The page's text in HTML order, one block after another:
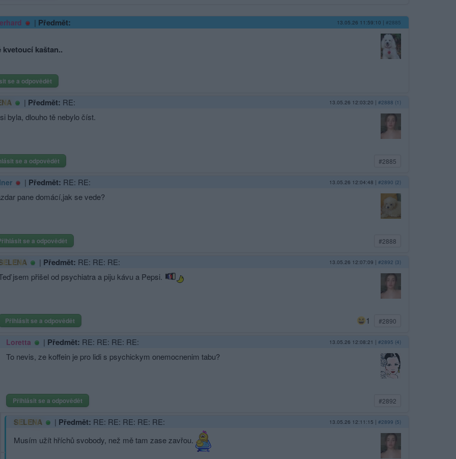
| Předmět: 13.05.26 11:59:10 | #2885
kvetoucí kaštan..
se a odpovědět
| Předmět: RE: 13.05.26 12:03:20 | #2888 (1)
byla, dlouho tě nebylo číst.
se a odpovědět #2885
| Předmět: RE: RE: 13.05.26 12:04:48 | #2890 (2)
pane domácí,jak se vede?
se a odpovědět #2888
| Předmět: RE: RE: RE: 13.05.26 12:07:09 | #2892 (3)
jsem přišel od psychiatra a piju kávu a Pepsi.
Přihlásit se a odpovědět 1 #2890
Loretta | Předmět: RE: RE: RE: RE: 13.05.26 12:08:21 | #2895 (4)
To nevis, ze koffein je pro lidi s psychickym onemocnenim tabu?
Přihlásit se a odpovědět #2892
SELENA | Předmět: RE: RE: RE: RE: RE: 13.05.26 12:11:15 | #2899 (5)
Musím užít hříchů svobody, než mě tam zase zavřou.